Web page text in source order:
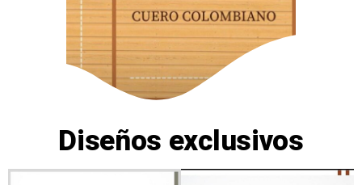
Diseños exclusivos